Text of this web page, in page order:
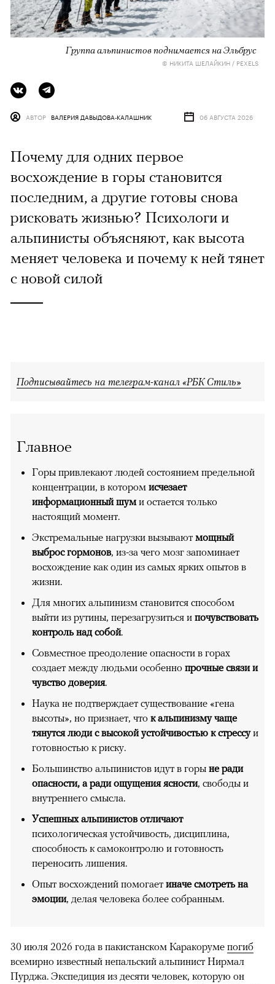
Группа альпинистов поднимается на Эльбрус
© НИКИТА ШЕЛАЙКИН / PEXELS
АВТОР ВАЛЕРИЯ ДАВЫДОВА-КАЛАШНИК 06 АВГУСТА 2026
Почему для одних первое
восхождение в горы становится
последним, а другие готовы снова
рисковать жизнью? Психологи и
альпинисты объясняют, как высота
меняет человека и почему к ней тянет
с новой силой
Подписывайтесь на телеграм-канал «РБК Стиль»
Главное
Горы привлекают людей состоянием предельной
концентрации, в котором исчезает
информационный шуми остается только
настоящий момент.
Экстремальные нагрузки вызывают мощный
выброс гормонов, из-за чего мозг запоминает
восхождение как один из самых ярких опытов в
жизни.
Для многих альпинизм становится способом
выйти из рутины, перезагрузиться и почувствовать
контроль над собой.
Совместное преодоление опасности в горах
создает между людьми особенно прочные связи и
чувство доверия.
Наука не подтверждает существование «гена
высоты», но признает, что к альпинизму чаще
тянутся люди с высокой устойчивостью к стрессуи
готовностью к риску.
Большинство альпинистов идут в горы не ради
опасности, а ради ощущения ясности, свободы и
внутреннего смысла.
Успешных альпинистов отличают
психологическая устойчивость, дисциплина,
способность к самоконтролю и готовность
переносить лишения.
Опыт восхождений помогает иначе смотреть на
эмоции, делая человека более собранным.
30 июля 2026 года в пакистанском Каракоруме погиб
всемирно известный непальский альпинист Нирмал
Пурджа. Экспедиция из десяти человек, которую он